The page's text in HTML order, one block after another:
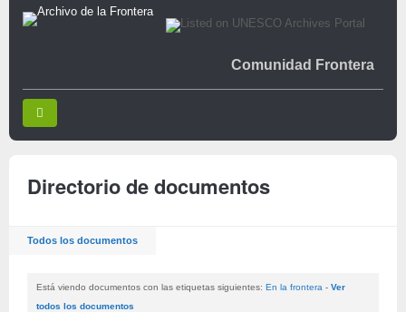
Comunidad Frontera
Directorio de documentos
Todos los documentos
Está viendo documentos con las etiquetas siguientes: En la frontera - Ver
todos los documentos